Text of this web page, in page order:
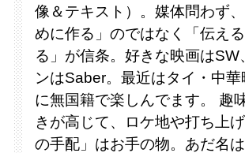
像＆テキスト）。媒体問わず
めに作る」のではなく「伝え
る」が信条。好きな映画はSW
ンはSaber。最近はタイ・中
に無国籍で楽しんでます。 趣
きが高じて、ロケ地や打ち上
の手配」はお手の物。あだ名